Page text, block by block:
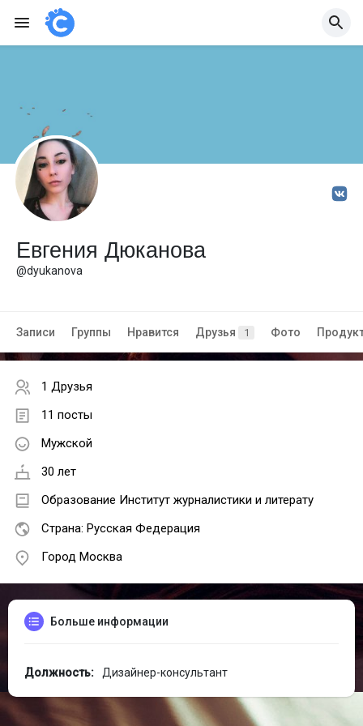
Евгения Дюканова
@dyukanova
Записи Группы Нравится Друзья 1 Фото
1 Друзья
11 посты
Мужской
30 лет
Образование Институт журналистики и литерату
Страна: Русская Федерация
Город Москва
Больше информации
Должность: Дизайнер-консультант